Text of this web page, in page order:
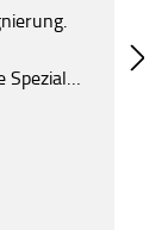
fettigen